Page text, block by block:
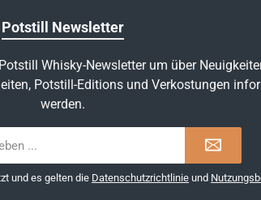
Potstill Newsletter
Whisky-Newsletter um über
Potstill-Editions und Verkostungen
werden.
und es gelten die Datenschutzrichtlinie und